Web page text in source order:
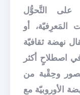
على التَّحوُّل
المَعرِفيّة، أو
نهضة ثقافيّة
اصطلاحٍ أكثر
وحِقْبة من
الأوروبيّة مع